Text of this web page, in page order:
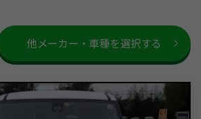
他メーカー・車種を選択する